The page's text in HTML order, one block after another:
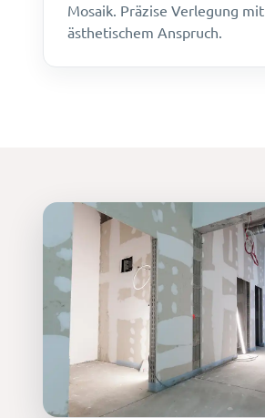
Mosaik. Präzise Verlegung mit
ästhetischem Anspruch.